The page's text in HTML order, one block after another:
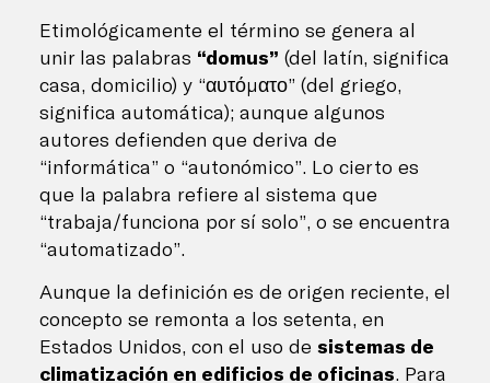
Etimológicamente el término se genera al
unir las palabras “domus” (del latín, significa
casa, domicilio) y “αυτόματο” (del griego,
significa automática); aunque algunos
autores defienden que deriva de
“informática” o “autonómico”. Lo cierto es
que la palabra refiere al sistema que
“trabaja/funciona por sí solo”, o se encuentra
“automatizado”.
Aunque la definición es de origen reciente, el
concepto se remonta a los setenta, en
Estados Unidos, con el uso de sistemas de
climatización en edificios de oficinas. Para